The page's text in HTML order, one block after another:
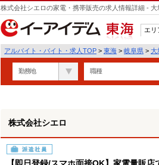
株式会社シエロの家電・携帯販売の求人情報詳細 -
東海
エリ
アルバイト・バイト・求人TOP > 東海 > 岐阜県 > 大
勤務地 職種
株式会社シエロ
派遣社員